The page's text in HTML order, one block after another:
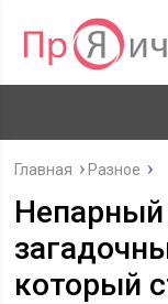
Главная Разное
который